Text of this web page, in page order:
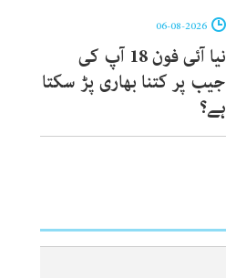
نیا آئی فون 18 آپ کی
جیب پر کتنا بھاری پڑ سکتا
ہے؟